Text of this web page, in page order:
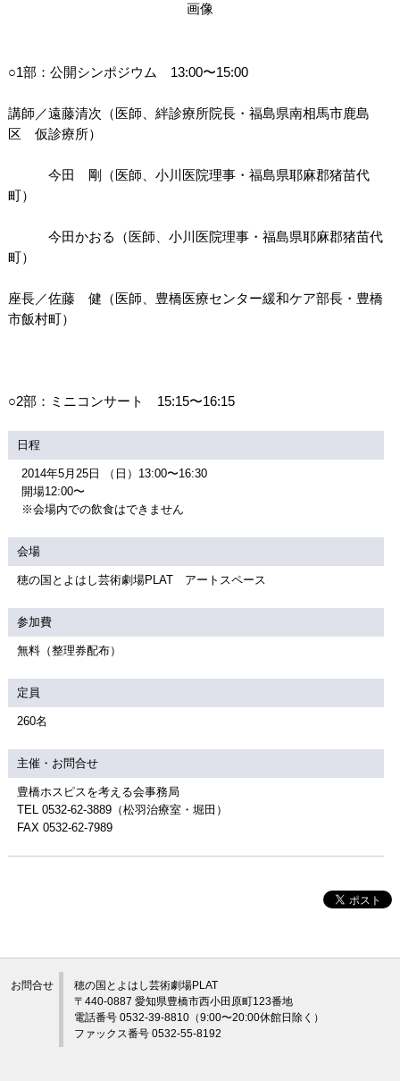
サイトマップ
画像
○1部：公開シンポジウム 13:00〜15:00
講師／遠藤清次（医師、絆診療所院長・福島県南相馬市鹿島
区 仮診療所）
今田 剛（医師、小川医院理事・福島県耶麻郡猪苗代
町）
今田かおる（医師、小川医院理事・福島県耶麻郡猪苗代
町）
座長／佐藤 健（医師、豊橋医療センター緩和ケア部長・豊橋
市飯村町）
○2部：ミニコンサート 15:15〜16:15
日程
2014年5月25日 （日）13:00〜16:30
開場12:00〜
※会場内での飲食はできません
会場
穂の国とよはし芸術劇場PLAT アートスペース
参加費
無料（整理券配布）
定員
260名
主催・お問合せ
豊橋ホスピスを考える会事務局
TEL 0532-62-3889（松羽治療室・堀田）
FAX 0532-62-7989
お問合せ
穂の国とよはし芸術劇場PLAT
〒440-0887 愛知県豊橋市西小田原町123番地
電話番号 0532-39-8810（9:00〜20:00休館日除く）
ファックス番号 0532-55-8192